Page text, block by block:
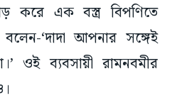
করে এক বস্ত্র বিপণিতে
‘দাদা আপনার সঙ্গেই
ওই ব্যবসায়ী রামনবমীর